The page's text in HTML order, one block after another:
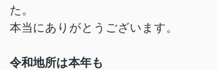
た。
本当にありがとうございます。
令和地所は本年も